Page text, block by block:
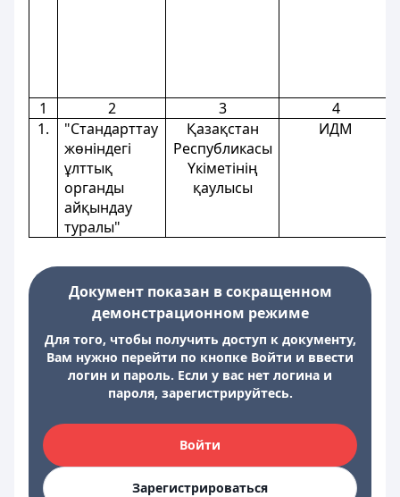
1 2 3
4
1.
"Стандарттау
жөніндегі
ұлттық
органды
айқындау
туралы"
Қазақстан
Республикасы
Үкіметінің
қаулысы
ИДМ
Документ показан в сокращенном
демонстрационном режиме
Для того, чтобы получить доступ к документу,
Вам нужно перейти по кнопке Войти и ввести
логин и пароль. Если у вас нет логина и
пароля, зарегистрируйтесь.
Войти
Зарегистрироваться